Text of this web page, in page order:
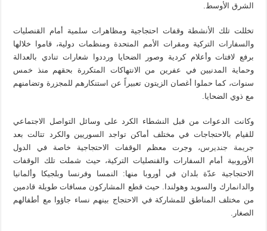
الشرق الأوسط.
تخللت تلك الأنشطة وقفات احتجاجية ومظاهرات سلمية أمام القنصليات
والسفارات التركية ومقرات الأمم المتحدة ومنظمات دولية، قاموا خلالها
برفع لافتات وأعلام كردية وصور الضحايا ورددوا شعارات تنادي بالعدالة
وحماية المدنيين في عفرين من الانتهاكات المتكررة بحقهم منذ خمس
سنوات، كما حملوا أغصان الزيتون تعبيراً عن استنكارهم للمجزرة وتضامنهم
مع ذوي الضحايا.
وكانت الدعوات من قبل النشطاء الكرد على وسائل التواصل الاجتماعي
للقيام بالاحتجاجات في مختلف أماكن تواجد السوريين والكرد تتالت بعد
جريمة جنديرس، وجرت معظم الوقفات الاحتجاجية خاصة في الدول
الأوروبية أمام السفارات والقنصليات التركية، حيث شملت تلك الوقفات
الاحتجاجية عدّة بلدان في أوروبا منها: النمسا وفرنسا وبلجيكا وألمانيا
والدانمارك والسويد وهولندا. حيث قطع المشاركون مسافات طويلة قادمين
من مختلف المناطق للمشاركة في الاحتجاج بينهم نساء جاؤوا مع أطفالهم
الصغار.